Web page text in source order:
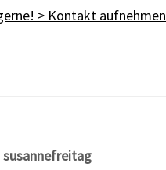
> Kontakt aufnehmen
susannefreitag